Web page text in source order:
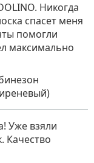
Никогда
спасет меня
помогли
максимально
Уже взяли
Качество